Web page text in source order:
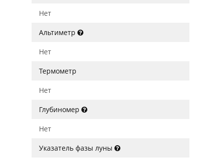
Нет
Альтиметр
Нет
Термометр
Нет
Глубиномер
Нет
Указатель фазы луны